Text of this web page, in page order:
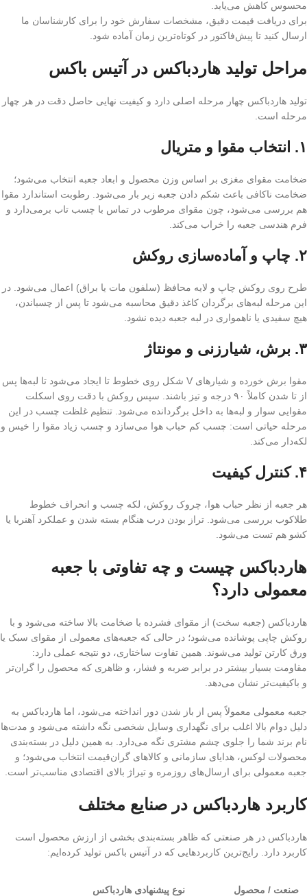
محسوس کاهش می‌یابد.
برای دریافت قیمت دقیق، مشخصات سفارش خود را برای کارشناسان ما
ارسال کنید تا پیش‌فاکتور در کوتاه‌ترین زمان آماده شود.
مراحل تولید هاردباکس در آتیس باکس
تولید هاردباکس چهار مرحله اصلی دارد و کیفیت نهایی حاصل دقت در هر چهار
مرحله است.
۱. انتخاب مقوا و متریال
ضخامت مقوای مغزی بر اساس وزن محصول و ابعاد جعبه انتخاب می‌شود؛
ضخامت ناکافی باعث شکم دادن جعبه زیر بار می‌شود. رطوبت استاندارد مقوا
هم بررسی می‌شود، چون مقوای مرطوب در تماس با چسب تاب برمی‌دارد و
فرم هندسی جعبه را خراب می‌کند.
۲. چاپ و آماده‌سازی روکش
طرح روی روکش چاپ و لایه محافظ (سلفون مات یا براق) اعمال می‌شود. در
این مرحله لبه‌های برگردان کاغذ دقیق محاسبه می‌شود تا پس از چسباندن،
هیچ سفیدی یا ناهمواری در لبه جعبه دیده نشود.
۳. برش، شیارزنی و مونتاژ
مقوا برش خورده و شیارهای V شکل روی خطوط تا ایجاد می‌شود تا لبه‌ها پس
از تا شدن کاملاً ۹۰ درجه و تیز باشند. سپس روکش با دقت روی اسکلت
مقوایی سوار و لبه‌ها به داخل برگردانده می‌شود. تنظیم غلظت چسب در این
مرحله حیاتی است: چسب کم حباب هوا می‌سازد و چسب زیاد مقوا را خیس و
لکه‌دار می‌کند.
۴. کنترل کیفیت
هر جعبه از نظر حباب هوا، چروک روکش، لکه چسب و انحراف خطوط
طلاکوب بررسی می‌شود. تراز بودن درب هنگام بسته شدن و عملکرد آهنربا یا
کشو هم تست می‌شود.
هاردباکس چیست و چه تفاوتی با جعبه
معمولی دارد؟
هاردباکس (جعبه سخت) از مقوای فشرده با ضخامت بالا ساخته می‌شود و با
روکش چاپی پوشانده می‌شود؛ در حالی که جعبه‌های معمولی از مقوای سبک یا
ورق کارتن تولید می‌شوند. همین تفاوت ساختاری، دو نتیجه عملی دارد:
مقاومت بسیار بیشتر در برابر ضربه و فشار، و ظاهری که محصول را گران‌تر
و باکیفیت‌تر نشان می‌دهد.
جعبه معمولی معمولاً پس از باز شدن دور انداخته می‌شود، اما هاردباکس به
دلیل دوام بالا اغلب برای نگهداری وسایل شخصی نگه داشته می‌شود و مدت‌ها
نام برند شما را جلوی چشم مشتری نگه می‌دارد. به همین دلیل در بسته‌بندی
محصولات لوکس، هدایای سازمانی و کالاهای گران‌قیمت انتخاب می‌شود؛ و
جعبه معمولی برای ارسال‌های روزمره و تیراژ بالای اقتصادی مناسب‌تر است.
کاربرد هاردباکس در صنایع مختلف
هاردباکس در هر صنعتی که ظاهر بسته‌بندی بخشی از ارزش محصول است
کاربرد دارد. رایج‌ترین کاربردهایی که در آتیس باکس تولید کرده‌ایم:
صنعت / محصول نوع پیشنهادی هاردباکس